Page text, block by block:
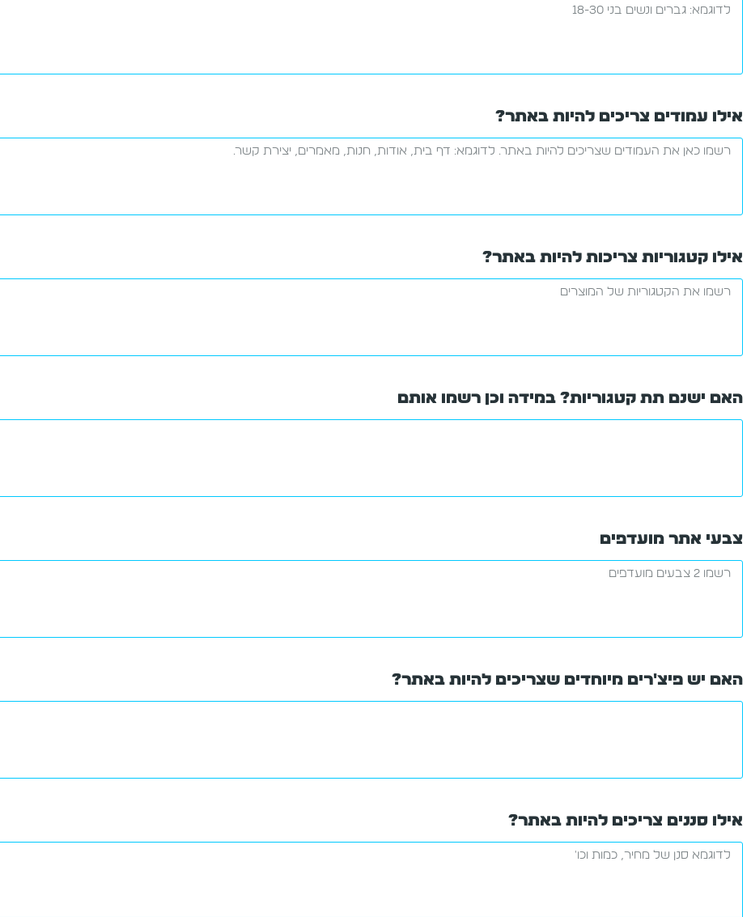
אילו עמודים צריכים להיות באתר?
אילו קטגוריות צריכות להיות באתר?
האם ישנם תת קטגוריות? במידה וכן רשמו אותם
צבעי אתר מועדפים
האם יש פיצ'רים מיוחדים שצריכים להיות באתר?
אילו סננים צריכים להיות באתר?